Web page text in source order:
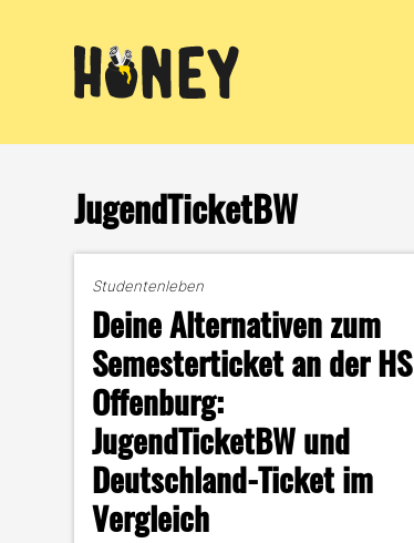
JugendTicketBW
Studentenleben
Deine Alternativen zum
Semesterticket an der HS
Offenburg:
JugendTicketBW und
Deutschland-Ticket im
Vergleich